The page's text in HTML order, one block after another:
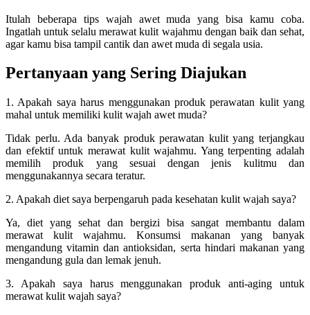
Itulah beberapa tips wajah awet muda yang bisa kamu coba.
Ingatlah untuk selalu merawat kulit wajahmu dengan baik dan sehat,
agar kamu bisa tampil cantik dan awet muda di segala usia.
Pertanyaan yang Sering Diajukan
1. Apakah saya harus menggunakan produk perawatan kulit yang
mahal untuk memiliki kulit wajah awet muda?
Tidak perlu. Ada banyak produk perawatan kulit yang terjangkau
dan efektif untuk merawat kulit wajahmu. Yang terpenting adalah
memilih produk yang sesuai dengan jenis kulitmu dan
menggunakannya secara teratur.
2. Apakah diet saya berpengaruh pada kesehatan kulit wajah saya?
Ya, diet yang sehat dan bergizi bisa sangat membantu dalam
merawat kulit wajahmu. Konsumsi makanan yang banyak
mengandung vitamin dan antioksidan, serta hindari makanan yang
mengandung gula dan lemak jenuh.
3. Apakah saya harus menggunakan produk anti-aging untuk
merawat kulit wajah saya?